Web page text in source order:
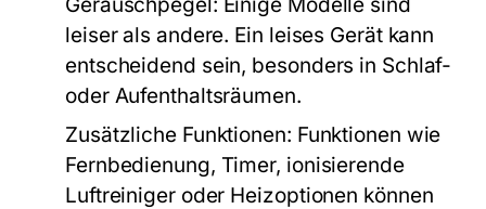
leiser als andere. Ein leises Gerät kann
entscheidend sein, besonders in Schlaf-
oder Aufenthaltsräumen.
Zusätzliche Funktionen: Funktionen wie
Fernbedienung, Timer, ionisierende
Luftreiniger oder Heizoptionen können